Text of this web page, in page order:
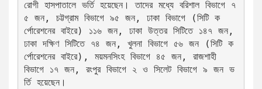
রোগী হাসপাতালে ভর্তি হয়েছেন। তাদের মধ্যে বরিশাল বিভাগে ৭
৫ জন, চট্টগ্রাম বিভাগে ৯৫ জন, ঢাকা বিভাগে (সিটি ক
র্পোরেশনের বাইরে) ১১৬ জন, ঢাকা উত্তর সিটিতে ১৪৭ জন,
ঢাকা দক্ষিণ সিটিতে ৭৪ জন, খুলনা বিভাগে ৫৬ জন (সিটি ক
র্পোরেশনের বাইরে), ময়মনসিংহ বিভাগে ৪৫ জন, রাজশাহী
বিভাগে ১৭ জন, রংপুর বিভাগে ২ ও সিলেট বিভাগে ৯ জন ভ
র্তি হয়েছেন।